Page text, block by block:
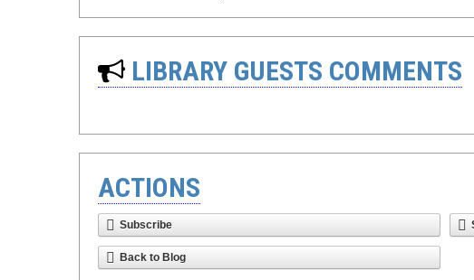
LIBRARY GUESTS COMMENTS
ACTIONS
Subscribe
Back to Blog